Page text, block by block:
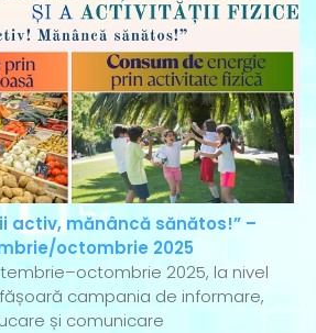
activ, mănâncă sănătos!” –
octombrie 2025
2025, la nivel
campania de informare,
și comunicare